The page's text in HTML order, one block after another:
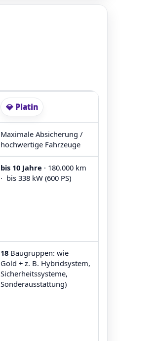
💎 Platin
Maximale Absicherung /
hochwertige Fahrzeuge
bis 10 Jahre · 180.000 km
· bis 338 kW (600 PS)
18 Baugruppen: wie
Gold + z. B. Hybridsystem,
Sicherheitssysteme,
Sonderausstattung)